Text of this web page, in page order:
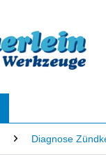
Diagnose